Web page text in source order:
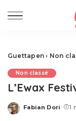
Guettapen › Non
Non classé
L’Ewax
Posted
Fabian Dori 1